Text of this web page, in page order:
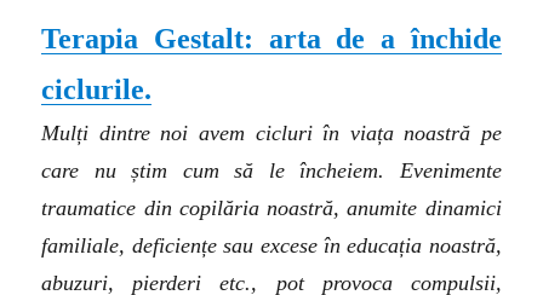
Terapia Gestalt: arta de a închide
ciclurile.
Mulți dintre noi avem cicluri în viața noastră pe
care nu știm cum să le încheiem. Evenimente
traumatice din copilăria noastră, anumite dinamici
familiale, deficiențe sau excese în educația noastră,
abuzuri, pierderi etc., pot provoca compulsii,